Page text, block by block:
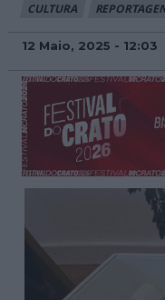
CULTURA
12 Maio, 2025 - 12:03